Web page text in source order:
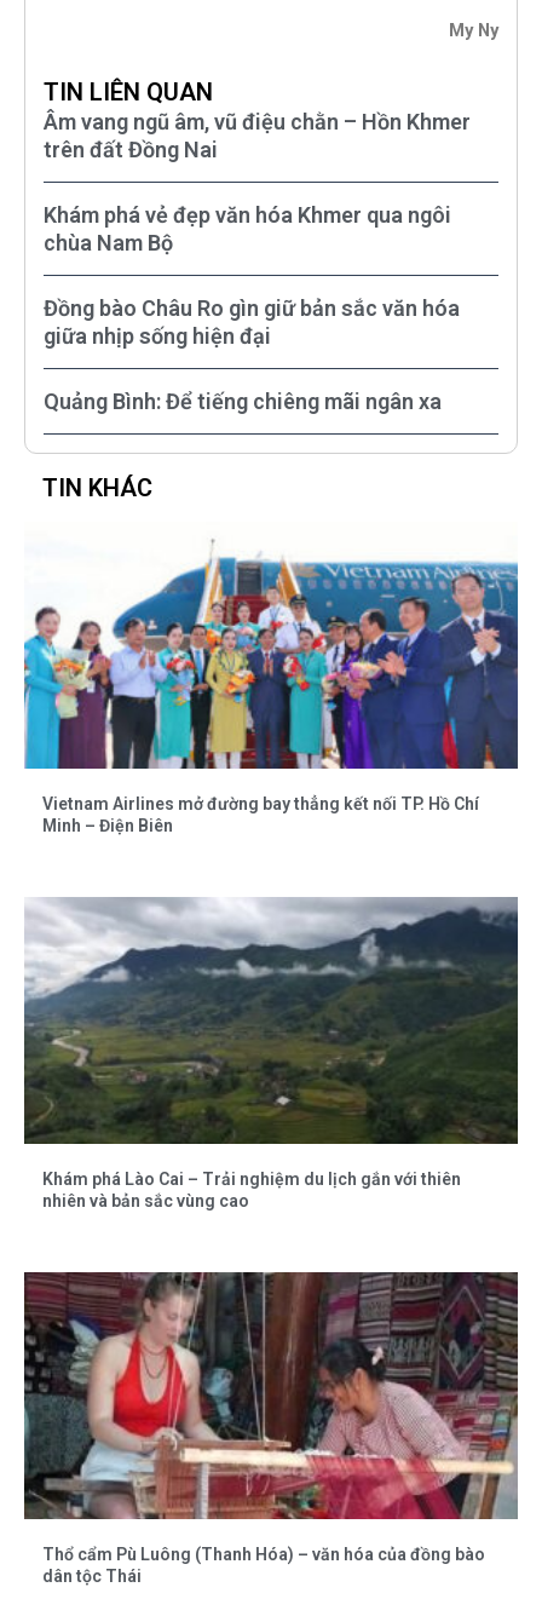
My Ny
TIN LIÊN QUAN
Âm vang ngũ âm, vũ điệu chằn – Hồn Khmer
trên đất Đồng Nai
Khám phá vẻ đẹp văn hóa Khmer qua ngôi
chùa Nam Bộ
Đồng bào Châu Ro gìn giữ bản sắc văn hóa
giữa nhịp sống hiện đại
Quảng Bình: Để tiếng chiêng mãi ngân xa
TIN KHÁC
Vietnam Airlines mở đường bay thẳng kết nối TP. Hồ Chí
Minh – Điện Biên
Khám phá Lào Cai – Trải nghiệm du lịch gắn với thiên
nhiên và bản sắc vùng cao
Thổ cẩm Pù Luông (Thanh Hóa) – văn hóa của đồng bào
dân tộc Thái